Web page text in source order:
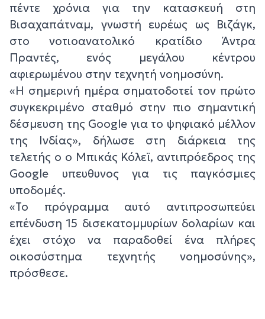
πέντε χρόνια για την κατασκευή στη
Βισαχαπάτναμ, γνωστή ευρέως ως Βιζάγκ,
στο νοτιοανατολικό κρατίδιο Άντρα
Πραντές, ενός μεγάλου κέντρου
αφιερωμένου στην τεχνητή νοημοσύνη.
«Η σημερινή ημέρα σηματοδοτεί τον πρώτο
συγκεκριμένο σταθμό στην πιο σημαντική
δέσμευση της Google για το ψηφιακό μέλλον
της Ινδίας», δήλωσε στη διάρκεια της
τελετής ο ο Μπικάς Κόλεϊ, αντιπρόεδρος της
Google υπευθυνος για τις παγκόσμιες
υποδομές.
«Το πρόγραμμα αυτό αντιπροσωπεύει
επένδυση 15 δισεκατομμυρίων δολαρίων και
έχει στόχο να παραδοθεί ένα πλήρες
οικοσύστημα τεχνητής νοημοσύνης»,
πρόσθεσε.